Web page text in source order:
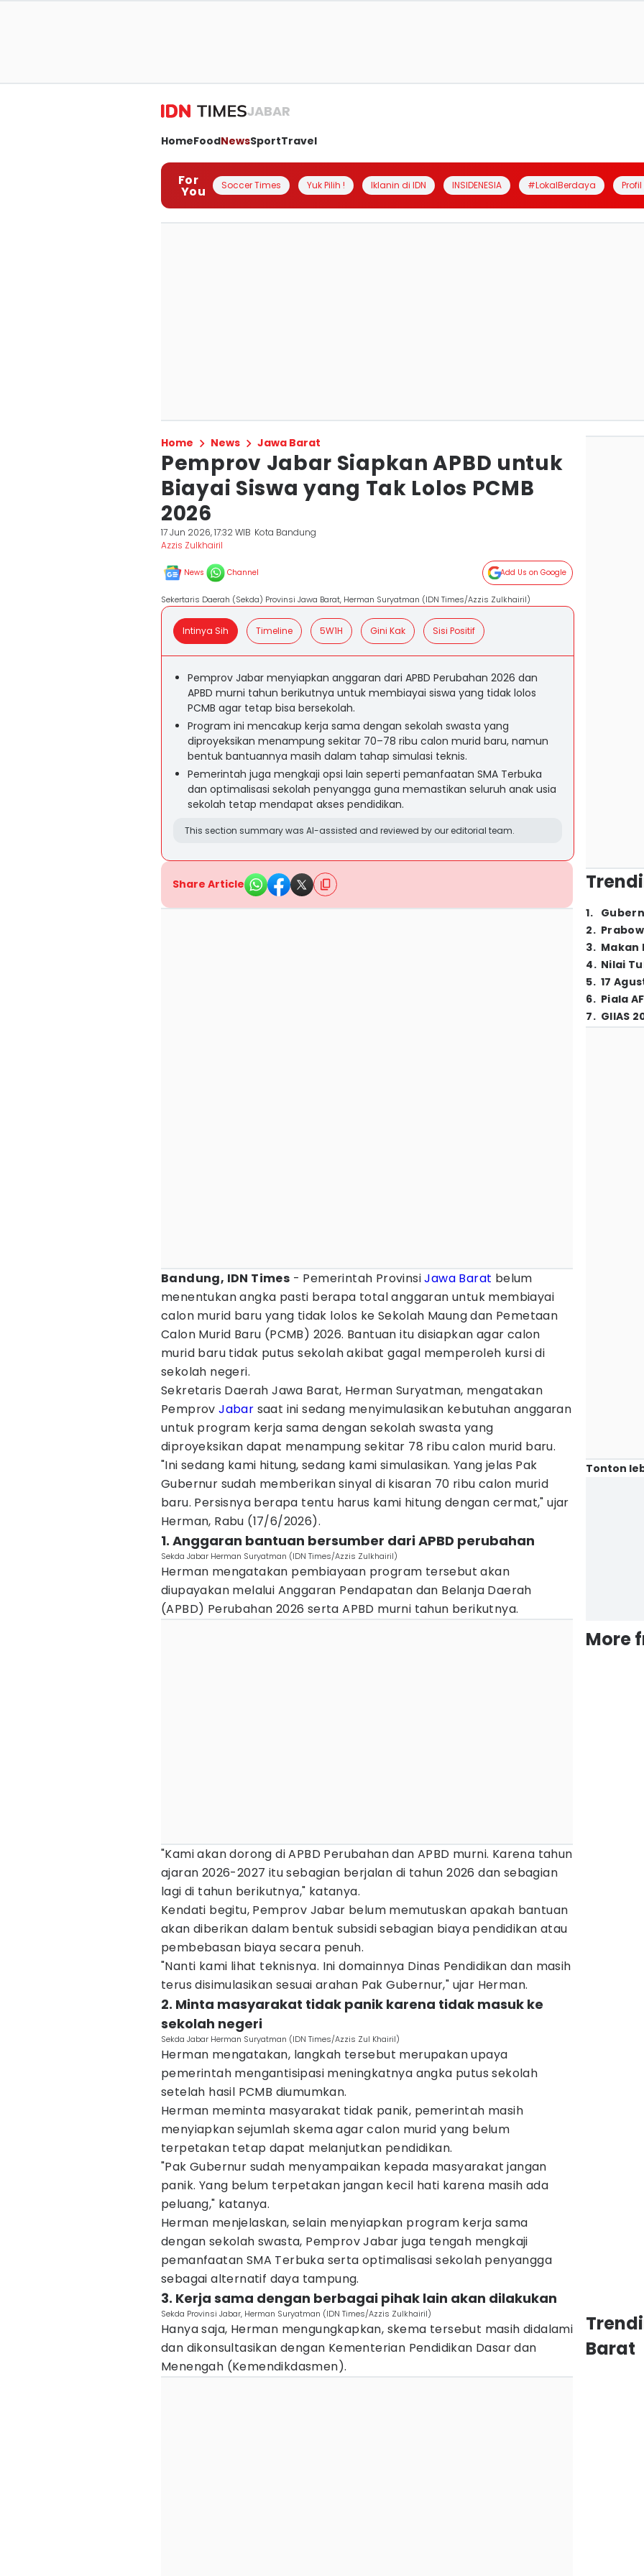
JABAR
HomeFoodNewsSportTravel
For
You Soccer Times Yuk Pilih ! Iklanin di IDN INSIDENESIA #LokalBerdaya
Home News Jawa Barat
Pemprov Jabar Siapkan APBD untuk
Biayai Siswa yang Tak Lolos PCMB
2026
17 Jun 2026, 17:32 WIB Kota Bandung
Azzis Zulkhairil
News Channel Add Us on Google
Sekertaris Daerah (Sekda) Provinsi Jawa Barat, Herman Suryatman (IDN Times/Azzis Zulkhairil)
Intinya Sih Timeline 5W1H Gini Kak Sisi Positif
Pemprov Jabar menyiapkan anggaran dari APBD Perubahan 2026 dan
APBD murni tahun berikutnya untuk membiayai siswa yang tidak lolos
PCMB agar tetap bisa bersekolah.
Program ini mencakup kerja sama dengan sekolah swasta yang
diproyeksikan menampung sekitar 70–78 ribu calon murid baru, namun
bentuk bantuannya masih dalam tahap simulasi teknis.
Pemerintah juga mengkaji opsi lain seperti pemanfaatan SMA Terbuka
dan optimalisasi sekolah penyangga guna memastikan seluruh anak usia
sekolah tetap mendapat akses pendidikan.
This section summary was AI-assisted and reviewed by our editorial team.
Share Article
Bandung, IDN Times - Pemerintah ProvinsiJawa Barat belum
menentukan angka pasti berapa total anggaran untuk membiayai
calon murid baru yang tidak lolos ke Sekolah Maung dan Pemetaan
Calon Murid Baru (PCMB) 2026. Bantuan itu disiapkan agar calon
murid baru tidak putus sekolah akibat gagal memperoleh kursi di
sekolah negeri.
Sekretaris Daerah Jawa Barat, Herman Suryatman, mengatakan
PemprovJabar saat ini sedang menyimulasikan kebutuhan anggaran
untuk program kerja sama dengan sekolah swasta yang
diproyeksikan dapat menampung sekitar 78 ribu calon murid baru.
"Ini sedang kami hitung, sedang kami simulasikan. Yang jelas Pak
Gubernur sudah memberikan sinyal di kisaran 70 ribu calon murid
baru. Persisnya berapa tentu harus kami hitung dengan cermat," ujar
Herman, Rabu (17/6/2026).
1. Anggaran bantuan bersumber dari APBD perubahan
Sekda Jabar Herman Suryatman (IDN Times/Azzis Zulkhairil)
Herman mengatakan pembiayaan program tersebut akan
diupayakan melalui Anggaran Pendapatan dan Belanja Daerah
(APBD) Perubahan 2026 serta APBD murni tahun berikutnya.
"Kami akan dorong di APBD Perubahan dan APBD murni. Karena tahun
ajaran 2026-2027 itu sebagian berjalan di tahun 2026 dan sebagian
lagi di tahun berikutnya," katanya.
Kendati begitu, Pemprov Jabar belum memutuskan apakah bantuan
akan diberikan dalam bentuk subsidi sebagian biaya pendidikan atau
pembebasan biaya secara penuh.
"Nanti kami lihat teknisnya. Ini domainnya Dinas Pendidikan dan masih
terus disimulasikan sesuai arahan Pak Gubernur," ujar Herman.
2. Minta masyarakat tidak panik karena tidak masuk ke
sekolah negeri
Sekda Jabar Herman Suryatman (IDN Times/Azzis Zul Khairil)
Herman mengatakan, langkah tersebut merupakan upaya
pemerintah mengantisipasi meningkatnya angka putus sekolah
setelah hasil PCMB diumumkan.
Herman meminta masyarakat tidak panik, pemerintah masih
menyiapkan sejumlah skema agar calon murid yang belum
terpetakan tetap dapat melanjutkan pendidikan.
"Pak Gubernur sudah menyampaikan kepada masyarakat jangan
panik. Yang belum terpetakan jangan kecil hati karena masih ada
peluang," katanya.
Herman menjelaskan, selain menyiapkan program kerja sama
dengan sekolah swasta, Pemprov Jabar juga tengah mengkaji
pemanfaatan SMA Terbuka serta optimalisasi sekolah penyangga
sebagai alternatif daya tampung.
3. Kerja sama dengan berbagai pihak lain akan dilakukan
Sekda Provinsi Jabar, Herman Suryatman (IDN Times/Azzis Zulkhairil)
Hanya saja, Herman mengungkapkan, skema tersebut masih didalami
dan dikonsultasikan dengan Kementerian Pendidikan Dasar dan
Menengah (Kemendikdasmen).
1.
2.
3. Makan
4. Nilai
5. 17
6. Piala
7. GIIAS
Tonton
More
Barat